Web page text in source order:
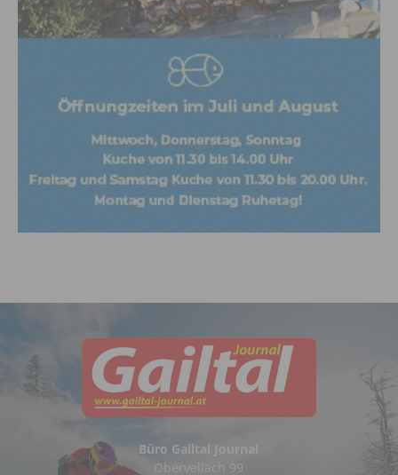
Büro Gailtal Journal
Obervellach 99